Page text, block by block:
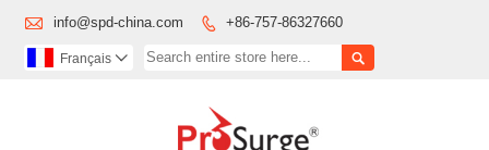
 info@spd-china.com  +86-757-86327660

Français 